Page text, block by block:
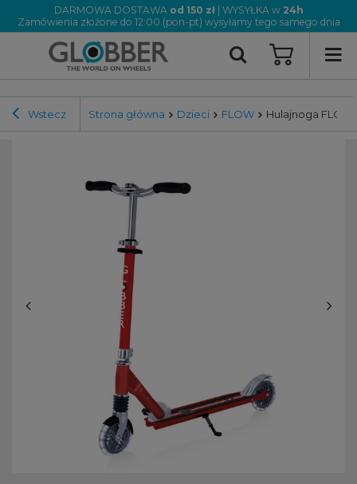
DARMOWA DOSTAWA od 150 zł| WYSYŁKA w 24h
Zamówienia złożone do 12:00 (pon-pt) wysyłamy tego samego dnia
Wstecz Strona główna Dzieci FLOW Hulajnoga FLOW